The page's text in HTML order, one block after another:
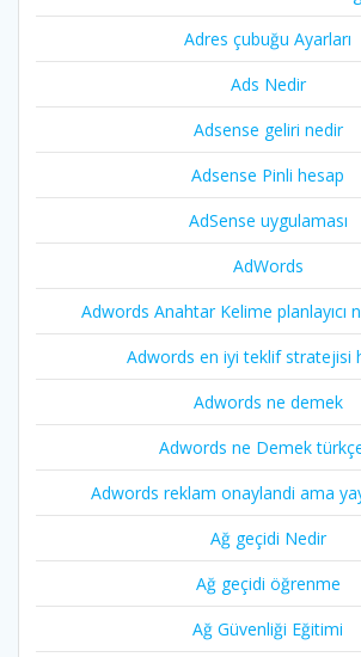
Adres çubuğu Ayarları
Ads Nedir
Adsense geliri nedir
Adsense Pinli hesap
AdSense uygulaması
AdWords
Adwords Anahtar Kelime planlayıcı
Adwords en iyi teklif stratejisi
Adwords ne demek
Adwords ne Demek
Adwords reklam onaylandi ama
Ağ geçidi Nedir
Ağ geçidi öğrenme
Ağ Güvenliği Eğitimi